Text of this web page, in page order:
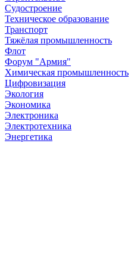
Судостроение
Техническое образование
Транспорт
Тяжёлая промышленность
Флот
Форум "Армия"
Химическая промышленность
Цифровизация
Экология
Экономика
Электроника
Электротехника
Энергетика